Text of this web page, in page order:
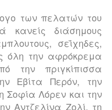
των πελατών του
κανείς διάσημους
σεΐχηδες,
όλη την αφρόκρεμα
την πριγκίπισσα
Εβίτα Περόν, την
Σοφία Λόρεν και την
Αντζελίνα Ζολί, τη